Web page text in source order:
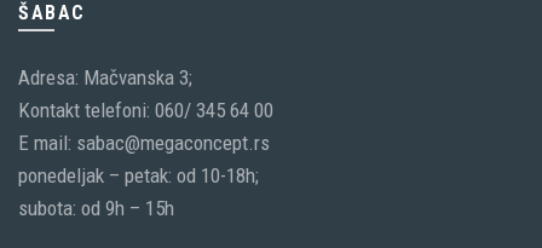
ŠABAC
Adresa: Mačvanska 3;
Kontakt telefoni: 060/ 345 64 00
E mail: sabac@megaconcept.rs
ponedeljak – petak: od 10-18h;
subota: od 9h – 15h